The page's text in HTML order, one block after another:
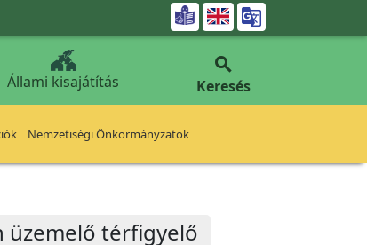

Állami kisajátítás

Keresés
Nemzetiségi Önkormányzatok
üzemelő térfigyelő